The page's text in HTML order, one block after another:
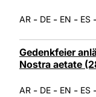
AR - DE - EN - ES
Gedenkfeier
Nostra aetate
AR - DE - EN - ES